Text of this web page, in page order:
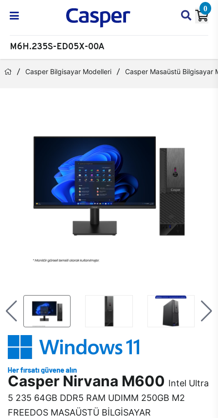
0
M6H.235S-ED05X-00A
Casper Bilgisayar Modelleri Casper Masaüstü Bilgisayar
Casper Nirvana M600 Intel Ultra
5 235 64GB DDR5 RAM UDIMM 250GB M2
FREEDOS MASAÜSTÜ BİLGİSAYAR